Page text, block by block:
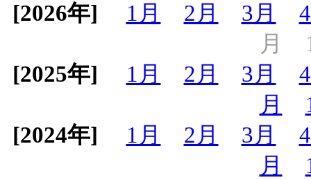
[2026年] 1月 2月 3月
月
[2025年]
1月 2月 3月
月
[2024年]
1月 2月 3月
月